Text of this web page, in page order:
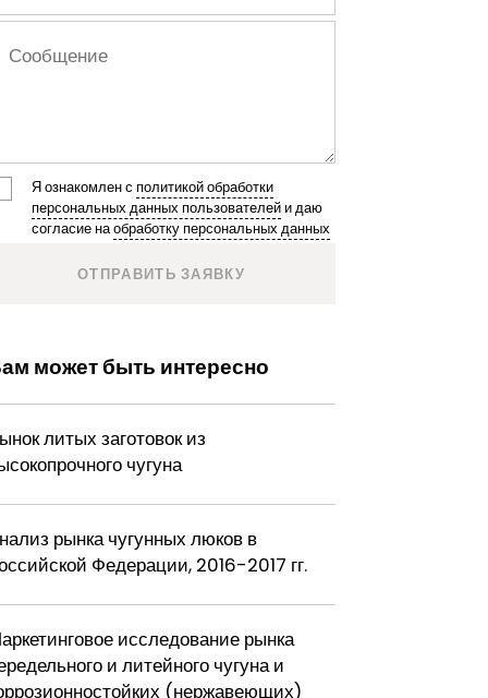
Я ознакомлен сполитикой обработки
персональных данных пользователейи даю
согласие наобработку персональных данных
может быть интересно
литых заготовок из
чугуна
рынка чугунных люков в
Федерации, 2016-2017 гг.
исследование рынка
и литейного чугуна и
(нержавеющих)